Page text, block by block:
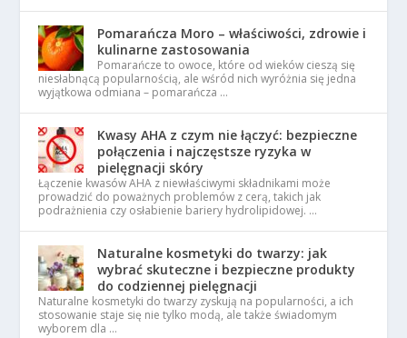
Pomarańcza Moro – właściwości, zdrowie i
kulinarne zastosowania
Pomarańcze to owoce, które od wieków cieszą się
niesłabnącą popularnością, ale wśród nich wyróżnia się jedna
wyjątkowa odmiana – pomarańcza …
Kwasy AHA z czym nie łączyć: bezpieczne
połączenia i najczęstsze ryzyka w
pielęgnacji skóry
Łączenie kwasów AHA z niewłaściwymi składnikami może
prowadzić do poważnych problemów z cerą, takich jak
podrażnienia czy osłabienie bariery hydrolipidowej. …
Naturalne kosmetyki do twarzy: jak
wybrać skuteczne i bezpieczne produkty
do codziennej pielęgnacji
Naturalne kosmetyki do twarzy zyskują na popularności, a ich
stosowanie staje się nie tylko modą, ale także świadomym
wyborem dla …